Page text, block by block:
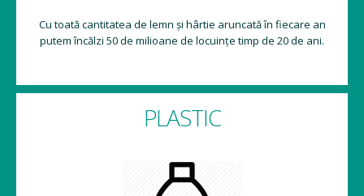
Cu toată cantitatea de lemn și hârtie aruncată în fiecare an
putem încălzi 50 de milioane de locuințe timp de 20 de ani.
PLASTIC